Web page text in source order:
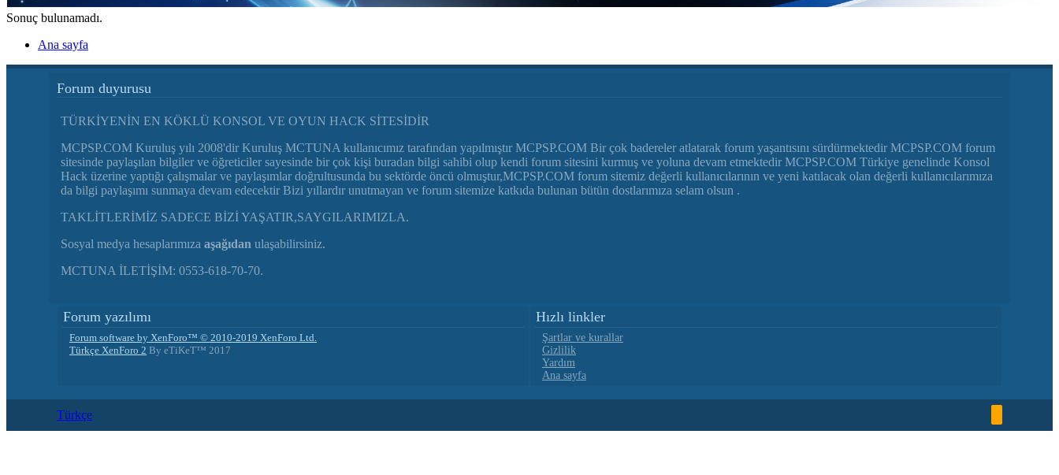
Sonuç bulunamadı.
Ana sayfa
Forum duyurusu
TÜRKİYENİN EN KÖKLÜ KONSOL VE OYUN HACK SİTESİDİR
MCPSP.COM Kuruluş yılı 2008'dir Kuruluş MCTUNA kullanıcımız tarafından yapılmıştır MCPSP.COM Bir çok badereler atlatarak forum yaşantısını sürdürmektedir MCPSP.COM forum
sitesinde paylaşılan bilgiler ve öğreticiler sayesinde bir çok kişi buradan bilgi sahibi olup kendi forum sitesini kurmuş ve yoluna devam etmektedir MCPSP.COM Türkiye genelinde Konsol
Hack üzerine yaptığı çalışmalar ve paylaşımlar doğrultusunda bu sektörde öncü olmuştur,MCPSP.COM forum sitemiz değerli kullanıcılarının ve yeni katılacak olan değerli kullanıcılarımıza
da bilgi paylaşımı sunmaya devam edecektir Bizi yıllardır unutmayan ve forum sitemize katkıda bulunan bütün dostlarımıza selam olsun .
TAKLİTLERİMİZ SADECE BİZİ YAŞATIR,SAYGILARIMIZLA.
Sosyal medya hesaplarımıza aşağıdan ulaşabilirsiniz.
MCTUNA İLETİŞİM: 0553-618-70-70.
Forum yazılımı
Forum software by XenForo™ © 2010-2019 XenForo Ltd.
Türkçe XenForo 2 By eTiKeT™ 2017
Hızlı linkler
Şartlar ve kurallar
Gizlilik
Yardım
Ana sayfa
Türkçe